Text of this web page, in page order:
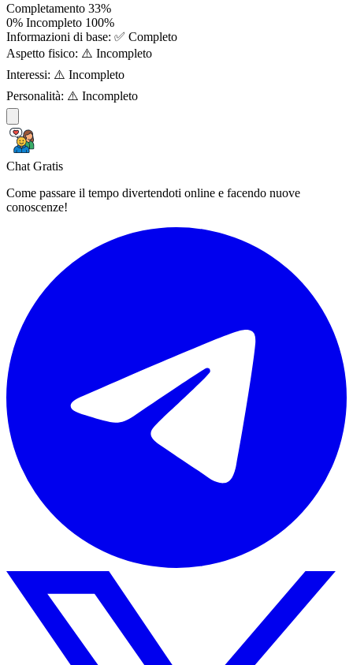
Completamento 33%
0% Incompleto 100%
Informazioni di base: ✅ Completo
Aspetto fisico: ⚠️ Incompleto
Interessi: ⚠️ Incompleto
Personalità: ⚠️ Incompleto
Chat Gratis
Come passare il tempo divertendoti online e facendo nuove
conoscenze!